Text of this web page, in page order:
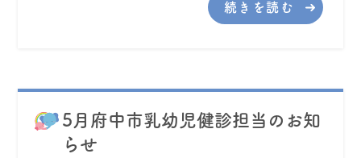
続きを読む
5月府中市乳幼児健診担当のお知
らせ